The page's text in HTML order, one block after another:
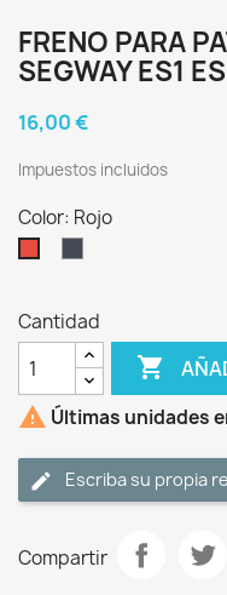
FRENO PARA
SEGWAY ES1
16,00 €
Impuestos incluidos
Color: Rojo
Cantidad

 Últimas unidades
Escriba su propia
Compartir